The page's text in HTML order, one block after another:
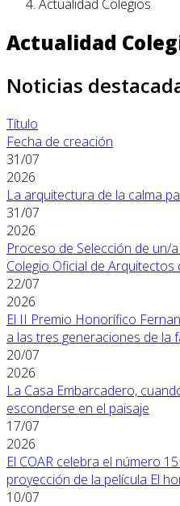
Actualidad Colegios
Actualidad
Noticias
Título
Fecha de creación
31/07
2026
La arquitectura de la calma
31/07
2026
Proceso de Selección de un/
Colegio Oficial de Arquitectos
22/07
2026
El II Premio Honorífico
a las tres generaciones de la
20/07
2026
La Casa Embarcadero,
esconderse en el paisaje
17/07
2026
El COAR celebra el número
proyección de la película El
10/07